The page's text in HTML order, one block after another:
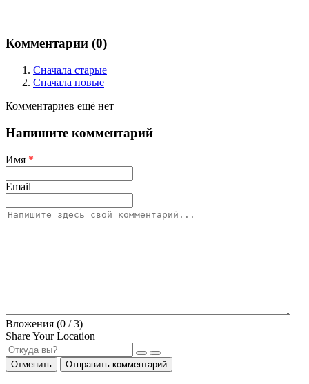
Комментарии (0)
Сначала старые
Сначала новые
Комментариев ещё нет
Напишите комментарий
Имя *
Email
Вложения (0 / 3)
Share Your Location
Отменить Отправить комментарий